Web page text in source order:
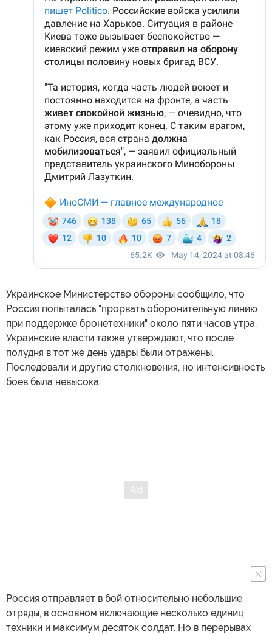
Украинское Министерство обороны сообщило, что
Россия попыталась "прорвать оборонительную линию
при поддержке бронетехники" около пяти часов утра.
Украинские власти также утверждают, что после
полудня в тот же день удары были отражены.
Последовали и другие столкновения, но интенсивность
боев была невысока.
Россия отправляет в бой относительно небольшие
отряды, в основном включающие несколько единиц
техники и максимум десяток солдат. Но в перерывах